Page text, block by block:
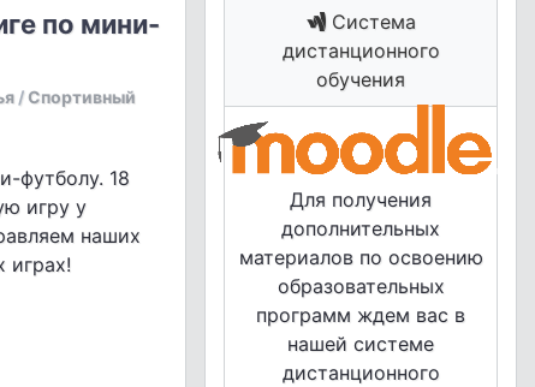
по мини-
/ Спортивный
футболу. 18
игру у
наших
играх!
Система
дистанционного
обучения
Для получения
дополнительных
материалов по освоению
образовательных
программ ждем вас в
нашей системе
дистанционного